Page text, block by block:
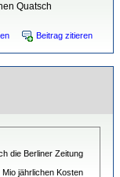
Quatsch
Beitrag zitieren
die Berliner Zeitung
jährlichen Kosten